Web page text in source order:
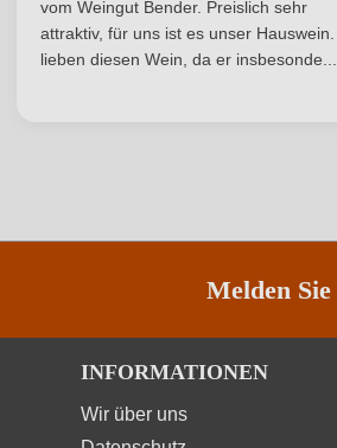
vom Weingut Bender. Preislich sehr
attraktiv, für uns ist es unser
lieben diesen Wein, da er insbesonde...
Melden
INFORMATIONEN
Wir über uns